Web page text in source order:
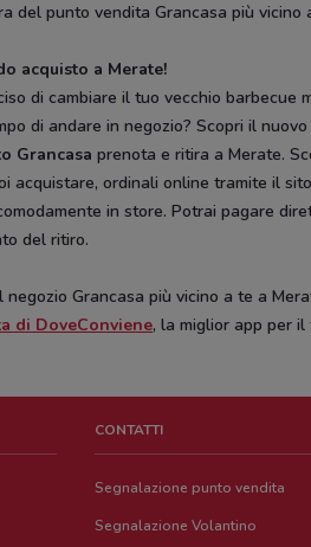
del punto vendita Grancasa più vicino
acquisto a Merate!
di cambiare il tuo vecchio barbecue
di andare in negozio? Scopri il nuovo
Grancasa prenota e ritira a Merate.
acquistare, ordinali online tramite il
in store. Potrai pagare
del ritiro.
negozio Grancasa più vicino a te a
di DoveConviene, la miglior app per il
CONTATTI
Segnalazione punto vendita
Segnalazione Volantino